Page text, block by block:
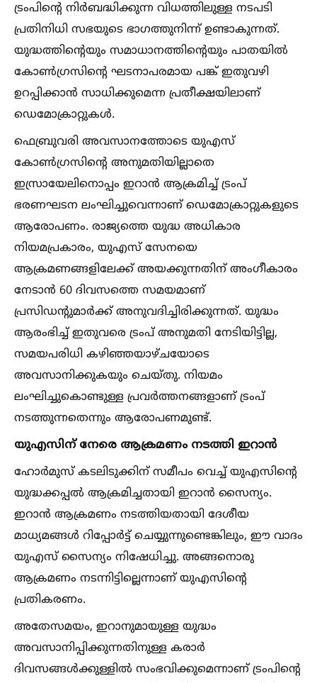
ട്രംപിന്റെ നിര്‍ബദ്ധിക്കുന്ന വിധത്തിലുള്ള നടപടി
പ്രതിനിധി സഭയുടെ ഭാഗത്തുനിന്ന് ഉണ്ടാകുന്നത്.
യുദ്ധത്തിന്റെയും സമാധാനത്തിന്റെയും പാതയില്‍
കോണ്‍ഗ്രസിന്റെ ഘടനാപരമായ പങ്ക് ഇതുവഴി
ഉറപ്പിക്കാന്‍ സാധിക്കുമെന്ന പ്രതീക്ഷയിലാണ്
ഡെമോക്രാറ്റുകള്‍.
ഫെബ്രുവരി അവസാനത്തോടെ യുഎസ്
കോണ്‍ഗ്രസിന്റെ അനുമതിയില്ലാതെ
ഇസ്രായേലിനൊപ്പം ഇറാന്‍ ആക്രമിച്ച്‌ ട്രംപ്
ഭരണഘടന ലംഘിച്ചുവെന്നാണ് ഡെമോക്രാറ്റുകളുടെ
ആരോപണം. രാജ്യത്തെ യുദ്ധ അധികാര
നിയമപ്രകാരം, യുഎസ് സേനയെ
ആക്രമണങ്ങളിലേക്ക് അയക്കുന്നതിന് അംഗീകാരം
നേടാന്‍ 60 ദിവസത്തെ സമയമാണ്
പ്രസിഡന്റുമാര്‍ക്ക് അനുവദിച്ചിരിക്കുന്നത്. യുദ്ധം
ആരംഭിച്ച്‌ ഇതുവരെ ട്രംപ് അനുമതി നേടിയിട്ടില്ല,
സമയപരിധി കഴിഞ്ഞയാഴ്ചയോടെ
അവസാനിക്കുകയും ചെയ്തു. നിയമം
ലംഘിച്ചുകൊണ്ടുള്ള പ്രവര്‍ത്തനങ്ങളാണ് ട്രംപ്
നടത്തുന്നതെന്നും ആരോപണമുണ്ട്.
യുഎസിന് നേരെ ആക്രമണം നടത്തി ഇറാന്‍
ഹോര്‍മുസ് കടലിടുക്കിന് സമീപം വെച്ച്‌ യുഎസിന്റെ
യുദ്ധക്കപ്പല്‍ ആക്രമിച്ചതായി ഇറാന്‍ സൈന്യം.
ഇറാന്‍ ആക്രമണം നടത്തിയതായി ദേശീയ
മാധ്യമങ്ങള്‍ റിപ്പോര്‍ട്ട് ചെയ്യുന്നുണ്ടെങ്കിലും, ഈ വാദം
യുഎസ് സൈന്യം നിഷേധിച്ചു. അങ്ങനൊരു
ആക്രമണം നടന്നിട്ടില്ലെന്നാണ് യുഎസിന്റെ
പ്രതികരണം.
അതേസമയം, ഇറാനുമായുള്ള യുദ്ധം
അവസാനിപ്പിക്കുന്നതിനുള്ള കരാര്‍
ദിവസങ്ങള്‍ക്കുള്ളില്‍ സംഭവിക്കുമെന്നാണ് ട്രംപിന്റെ